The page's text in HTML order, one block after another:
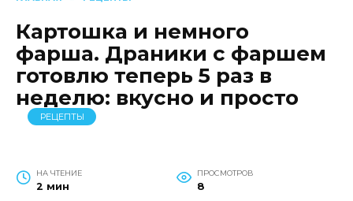
Картошка и немного
фарша. Драники с фаршем
готовлю теперь 5 раз в
неделю: вкусно и просто
РЕЦЕПТЫ
НА ЧТЕНИЕ
2 мин
ПРОСМОТРОВ
8